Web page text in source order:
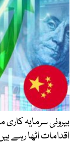
بیرونی سرمایہ
اقدامات اٹھا رہے